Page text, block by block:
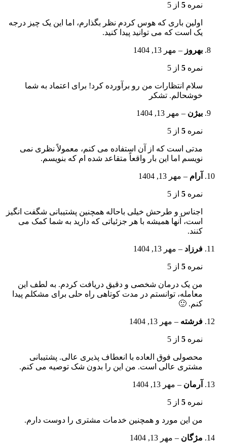
نمره 5 از 5
اولین باری که هوس کردم نظر بگذارم، اما این یک چیز درجه
یک است که می توانید پیدا کنید.
بهروز – مهر 13, 1404
نمره 5 از 5
سلام انتظارات من رو برآورده کرد! برای اعتماد به شما
خوشحالم. تشکر
بیژن – مهر 13, 1404
نمره 5 از 5
مدتی است که از آن استفاده می کنم، معمولاً نظری نمی
نویسم اما این بار واقعاً متقاعد شده ام که بنویسم.
آرام – مهر 13, 1404
نمره 5 از 5
اجناس و طرحش خیلی باحاله همچنین پشتیبانی شگفت انگیز
است، آنها همیشه با هر جزئیاتی که دارید به شما کمک می
کنند.
فرزاد – مهر 13, 1404
نمره 5 از 5
من یک درمان شخصی و دقیق دریافت کردم. به لطف این
معامله، توانستم در مدت کوتاهی راه حلی برای مشکلم پیدا
کنم. 🙂
فرشته – مهر 13, 1404
نمره 5 از 5
محصولی فوق العاده با انعطاف پذیری عالی. پشتیبانی
مشتری عالی است. من این را بدون شک توصیه می کنم.
آرمان – مهر 13, 1404
نمره 5 از 5
من این مورد و همچنین خدمات مشتری را دوست دارم.
مژگان – مهر 13, 1404